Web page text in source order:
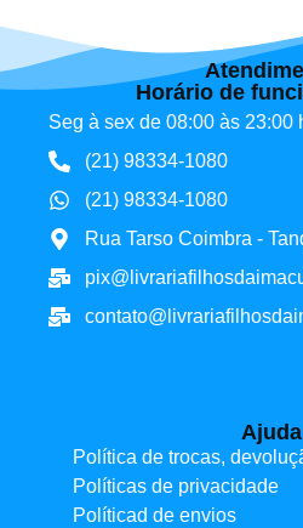
Horário de
Seg à sex de 08:00 às 23:00
(21) 98334-1080
(21) 98334-1080
Rua Tarso Coimbra -
Ajuda
Política de trocas,
Políticas de privacidade
Políticad de envios